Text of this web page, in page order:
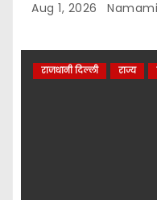
भूमिका
Aug 1, 2026
राजधानी दिल्ली राज्य